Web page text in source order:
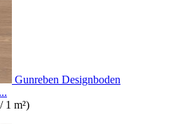
Gunreben Designboden
1 m²)